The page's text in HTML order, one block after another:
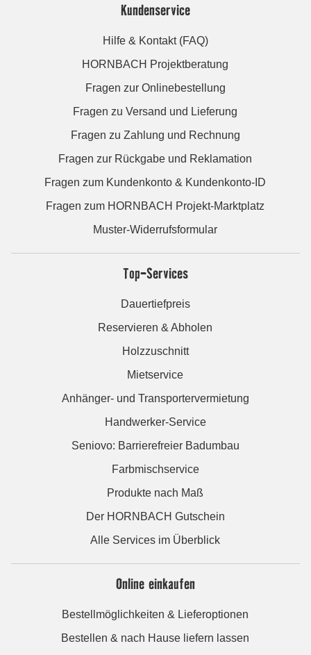
Kundenservice
Hilfe & Kontakt (FAQ)
HORNBACH Projektberatung
Fragen zur Onlinebestellung
Fragen zu Versand und Lieferung
Fragen zu Zahlung und Rechnung
Fragen zur Rückgabe und Reklamation
Fragen zum Kundenkonto & Kundenkonto-ID
Fragen zum HORNBACH Projekt-Marktplatz
Muster-Widerrufsformular
Top-Services
Dauertiefpreis
Reservieren & Abholen
Holzzuschnitt
Mietservice
Anhänger- und Transportervermietung
Handwerker-Service
Seniovo: Barrierefreier Badumbau
Farbmischservice
Produkte nach Maß
Der HORNBACH Gutschein
Alle Services im Überblick
Online einkaufen
Bestellmöglichkeiten & Lieferoptionen
Bestellen & nach Hause liefern lassen